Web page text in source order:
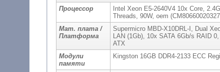
Процессор
Intel Xeon E5-2640V4 10x Core,
Threads, 90W, oem
Мат. плата /
Платформа
Supermicro MBD-X10DRL-I, Dual
LAN (1Gb), 10x SATA 6Gb/s RAID
ATX
Модули
памяти
Kingston 16GB DDR4-2133 ECC